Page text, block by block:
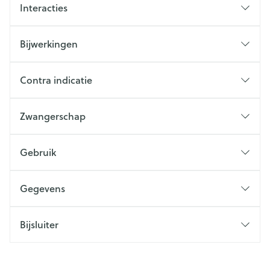
Interacties
Bijwerkingen
Contra indicatie
Zwangerschap
Gebruik
Gegevens
Bijsluiter